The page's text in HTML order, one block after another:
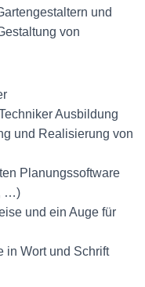
und
von
Ausbildung
und Realisierung von
Planungssoftware
…)
und ein Auge für
in Wort und Schrift